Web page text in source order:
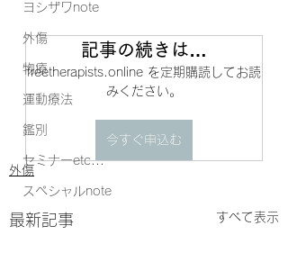
ヨシザワnote
外傷
物療
運動療法
鑑別
セミナーetc...
スペシャルnote
記事の続きは…
freetherapists.online を定期購読してお読
みください。
今すぐ申込む
外傷
最新記事 すべて表示